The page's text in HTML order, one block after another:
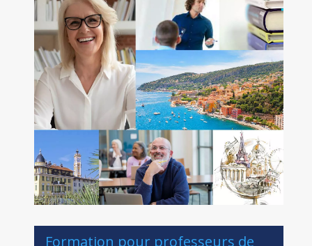
Formation pour professeurs de